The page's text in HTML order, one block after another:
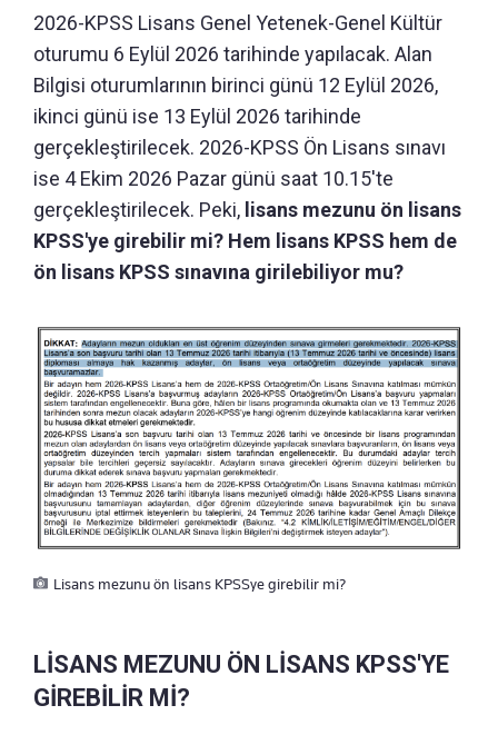
2026-KPSS Lisans Genel Yetenek-Genel Kültür
oturumu 6 Eylül 2026 tarihinde yapılacak. Alan
Bilgisi oturumlarının birinci günü 12 Eylül 2026,
ikinci günü ise 13 Eylül 2026 tarihinde
gerçekleştirilecek. 2026-KPSS Ön Lisans sınavı
ise 4 Ekim 2026 Pazar günü saat 10.15'te
gerçekleştirilecek. Peki, lisans mezunu ön lisans
KPSS'ye girebilir mi? Hem lisans KPSS hem de
ön lisans KPSS sınavına girilebiliyor mu?
Lisans mezunu ön lisans KPSSye girebilir mi?
LİSANS MEZUNU ÖN LİSANS KPSS'YE
GİREBİLİR Mİ?